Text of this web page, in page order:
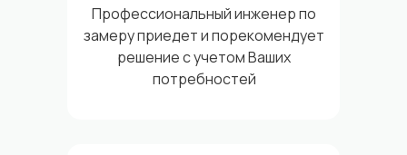
Профессиональный инженер по
замеру приедет и порекомендует
решение с учетом Ваших
потребностей